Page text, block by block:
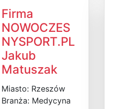
Firma
NOWOCZES
NYSPORT.PL
Jakub
Matuszak
Miasto: Rzeszów
Branża: Medycyna